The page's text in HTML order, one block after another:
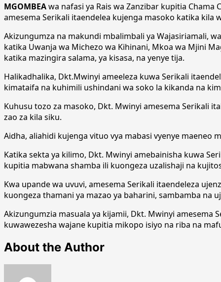
MGOMBEAwa nafasi ya Rais wa Zanzibar kupitia Chama
amesema Serikali itaendelea kujenga masoko katika
Akizungumza na makundi mbalimbali ya Wajasiriamali,
katika Uwanja wa Michezo wa Kihinani, Mkoa wa Mjini
katika mazingira salama, ya kisasa, na yenye tija.
Halikadhalika, Dkt.Mwinyi ameeleza kuwa Serikali
kimataifa na kuhimili ushindani wa soko la kikanda na
Kuhusu tozo za masoko, Dkt. Mwinyi amesema Serikali
zao za kila siku.
Aidha, aliahidi kujenga vituo vya mabasi vyenye
Katika sekta ya kilimo, Dkt. Mwinyi amebainisha kuwa
kupitia mabwana shamba ili kuongeza uzalishaji na
Kwa upande wa uvuvi, amesema Serikali itaendeleza
kuongeza thamani ya mazao ya baharini, sambamba na
Akizungumzia masuala ya kijamii, Dkt. Mwinyi amesema
kuwawezesha wajane kupitia mikopo isiyo na riba na
About the Author